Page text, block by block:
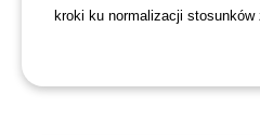
kroki ku normalizacji
wszystkim przez przywrócenie